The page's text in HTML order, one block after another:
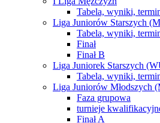
Tabela, wyniki,
Liga Juniorów Starszych
Tabela, wyniki,
Finał
Finał B
Liga Juniorek Starszych
Tabela, wyniki,
Liga Juniorów Młodszych
Faza grupowa
turnieje
Finał A